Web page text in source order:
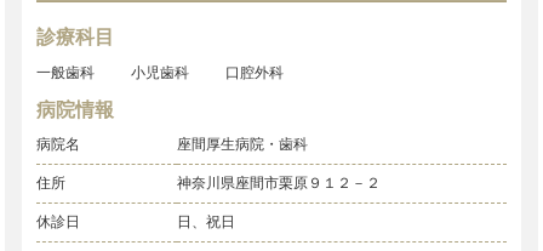
診療科目
一般歯科 小児歯科 口腔外科
病院情報
病院名 座間厚生病院・歯科
住所 神奈川県座間市栗原９１２－２
休診日 日、祝日